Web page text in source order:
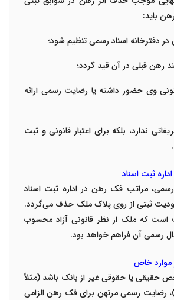
باید:
دفترخانه اسناد رسمی تنظیم شود؛
قبلی در آن قید گردد؛
وی حضور داشته یا رضایت رسمی ارائه
ندارد، بلکه برای اعتبار قانونی و ثبت
مراتب فک رهن در اداره ثبت اسناد
ثبتی از روی پلاک ملک حذف می‌گردد.
است که ملک از نظر قانونی آزاد محسوب
رسمی آن فراهم خواهد بود.
حقیقی یا حقوقی غیر از بانک باشد (مثلاً
رضایت رسمی مرتهن برای فک رهن الزامی